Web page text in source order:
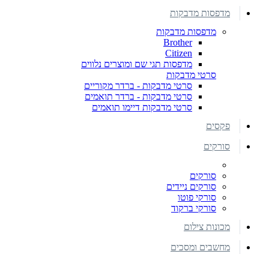
מדפסות מדבקות
מדפסות מדבקות
Brother
Citizen
מדפסות תגי שם ומוצרים נלווים
סרטי מדבקות
סרטי מדבקות - ברדר מקוריים
סרטי מדבקות - ברדר תואמים
סרטי מדבקות דיימו תואמים
פקסים
סורקים
סורקים
סורקים ניידים
סורקי פוטו
סורקי ברקוד
מכונות צילום
מחשבים ומסכים